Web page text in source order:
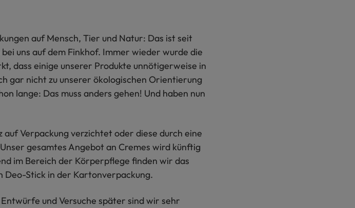
auf Mensch, Tier und Natur: Das ist seit
uns auf dem Finkhof. Immer wieder wurde die
dass einige unserer Produkte unnötigerweise in
gar nicht zu unserer ökologischen Orientierung
lange: Das muss anders gehen! Und haben nun
auf Verpackung verzichtet oder diese durch eine
gesamtes Angebot an Cremes wird künftig
im Bereich der Körperpflege finden wir das
Deo-Stick in der Kartonverpackung.
und Versuche später sind wir sehr